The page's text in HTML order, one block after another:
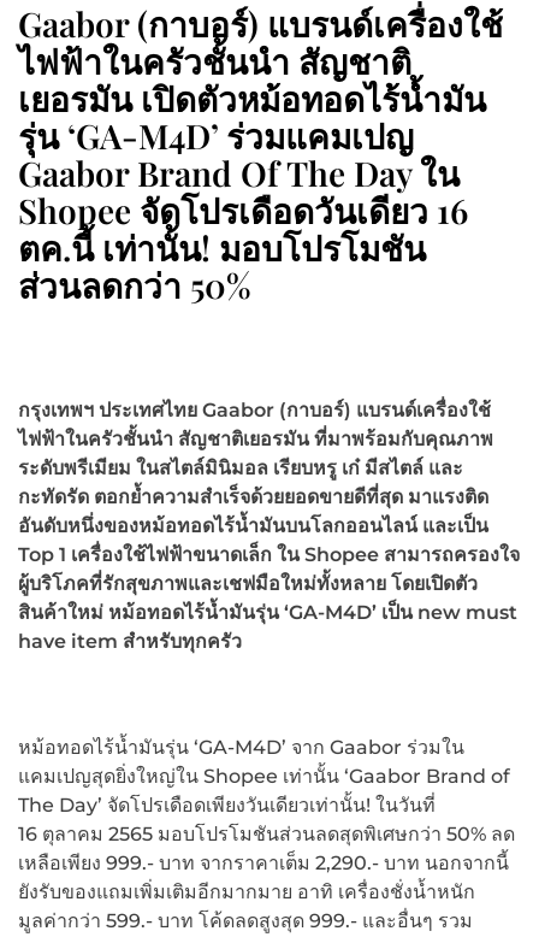
Gaabor (กาบอร์) แบรนด์เครื่องใช้
ไฟฟ้าในครัวชั้นนำ สัญชาติ
เยอรมัน เปิดตัวหม้อทอดไร้น้ำมัน
รุ่น ‘GA-M4D’ ร่วมแคมเปญ
Gaabor Brand Of The Day ใน
Shopee จัดโปรเดือดวันเดียว 16
ตค.นี้ เท่านั้น! มอบโปรโมชัน
ส่วนลดกว่า 50%
กรุงเทพฯ ประเทศไทย Gaabor (กาบอร์) แบรนด์เครื่องใช้
ไฟฟ้าในครัวชั้นนำ สัญชาติเยอรมัน ที่มาพร้อมกับคุณภาพ
ระดับพรีเมียม ในสไตล์มินิมอล เรียบหรู เก๋ มีสไตล์ และ
กะทัดรัด ตอกย้ำความสำเร็จด้วยยอดขายดีที่สุด มาแรงติด
อันดับหนึ่งของหม้อทอดไร้น้ำมันบนโลกออนไลน์ และเป็น
Top 1 เครื่องใช้ไฟฟ้าขนาดเล็ก ใน Shopee สามารถครองใจ
ผู้บริโภคที่รักสุขภาพและเชฟมือใหม่ทั้งหลาย โดยเปิดตัว
สินค้าใหม่ หม้อทอดไร้น้ำมันรุ่น ‘GA-M4D’ เป็น new must
have item สำหรับทุกครัว
หม้อทอดไร้น้ำมันรุ่น ‘GA-M4D’ จาก Gaabor ร่วมใน
แคมเปญสุดยิ่งใหญ่ใน Shopee เท่านั้น ‘Gaabor Brand of
The Day’ จัดโปรเดือดเพียงวันเดียวเท่านั้น! ในวันที่
16 ตุลาคม 2565 มอบโปรโมชันส่วนลดสุดพิเศษกว่า 50% ลด
เหลือเพียง 999.- บาท จากราคาเต็ม 2,290.- บาท นอกจากนี้
ยังรับของแถมเพิ่มเติมอีกมากมาย อาทิ เครื่องชั่งน้ำหนัก
มูลค่ากว่า 599.- บาท โค้ดลดสูงสุด 999.- และอื่นๆ รวม